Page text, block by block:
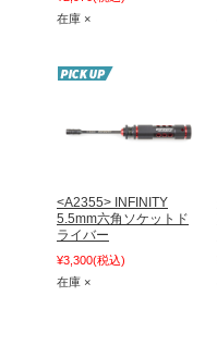
在庫 ×
<A2355> INFINITY
5.5mm六角ソケットド
ライバー
¥3,300(税込)
在庫 ×